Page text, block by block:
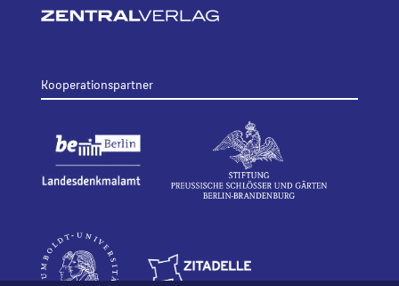
Kooperationspartner